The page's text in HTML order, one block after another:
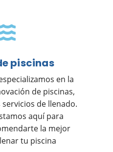
piscinas
en la
de piscinas,
de llenado.
aquí para
la mejor
tu piscina